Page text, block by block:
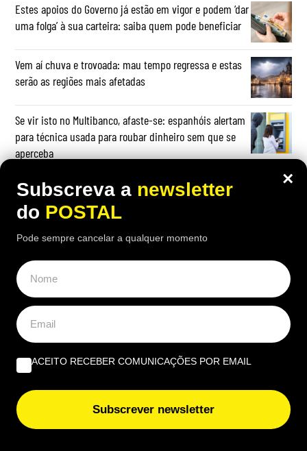
Estes apoios do Governo já estão em vigor e podem ‘dar
uma folga’ à sua carteira: saiba quem pode beneficiar
Vem aí chuva e trovoada: mau tempo regressa e estas
serão as regiões mais afetadas
Se vir isto no Multibanco, afaste-se: espanhóis alertam
para técnica usada para roubar dinheiro sem que se
aperceba
OPINIÃO
Albufeira, trânsito, ruído e equilíbrio | Por António
Nóbrega
Governantes no Algarve: de reino a região transnacional
| Por Virgílio Machado
voluntários de serem precários | Por Cobramor
EUROPE DIRECT ALGARVE
×
Subscreva a newsletter
do POSTAL
Pode sempre cancelar a qualquer momento
ACEITO RECEBER COMUNICAÇÕES POR EMAIL
Subscrever newsletter